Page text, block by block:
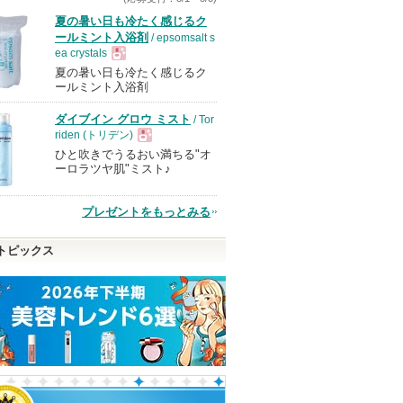
夏の暑い日も冷たく感じるク
ールミント入浴剤 / epsomsalt s
ea crystals
現
品
夏の暑い日も冷たく感じるク
ールミント入浴剤
ダイブイン グロウ ミスト / Tor
riden (トリデン)
現
品
ひと吹きでうるおい満ちる"オ
ーロラツヤ肌"ミスト♪
プレゼントをもっとみる
ピックス